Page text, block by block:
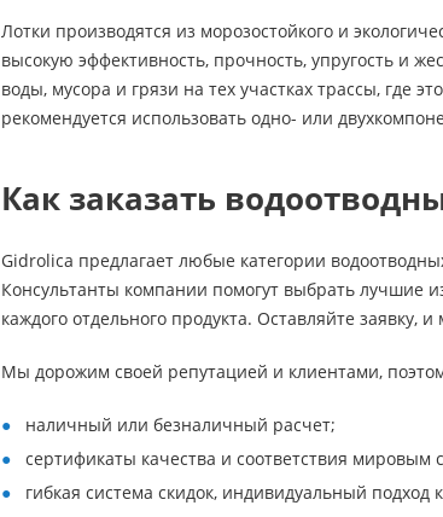
Лотки производятся из морозостойкого и
высокую эффективность, прочность, упругость и
воды, мусора и грязи на тех участках трассы, где
рекомендуется использовать одно- или
Как заказать
Gidrolica предлагает любые категории
Консультанты компании помогут выбрать лучшие
каждого отдельного продукта. Оставляйте заявку,
Мы дорожим своей репутацией и клиентами,
наличный или безналичный расчет;
сертификаты качества и соответствия мировым
гибкая система скидок, индивидуальный